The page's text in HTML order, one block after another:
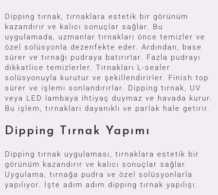
Dipping tırnak, tırnaklara estetik bir görünüm
kazandırır ve kalıcı sonuçlar sağlar. Bu
uygulamada, uzmanlar tırnakları önce temizler ve
özel solüsyonla dezenfekte eder. Ardından, base
sürer ve tırnağı pudraya batırırlar. Fazla pudrayı
dikkatlice temizlerler. Tırnakları L-sealer
solüsyonuyla kurutur ve şekillendirirler. Finish top
sürer ve işlemi sonlandırırlar. Dipping tırnak, UV
veya LED lambaya ihtiyaç duymaz ve havada kurur.
Bu işlem, tırnakları dayanıklı ve parlak hale getirir.
Dipping Tırnak Yapımı
Dipping tırnak uygulaması, tırnaklara estetik bir
görünüm kazandırır ve kalıcı sonuçlar sağlar.
Uygulama, tırnağa pudra ve özel solüsyonlarla
yapılıyor. İşte adım adım dipping tırnak yapılışı: